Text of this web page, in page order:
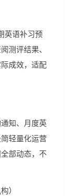
英语补习预
测评结果、
成效，适配
知、月度英
轻量化运营
部动态，不
）